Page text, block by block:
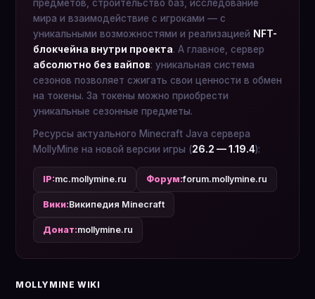
предметов, строительство баз, исследование
мира и взаимодействие с игроками — с
уникальными возможностями и реализацией NFT-
блокчейна внутри проекта. А главное, сервер
абсолютно без вайпов: уникальная система
сезонов позволяет сжигать свои ценности в обмен
на токены. За токены можно приобрести
уникальные сезонные предметы.
Ресурсы актуального Minecraft Java сервера
MollyMine на новой версии игры (26.2 — 1.19.4):
IP:mc.mollymine.ru Форум:forum.mollymine.ru
Вики:Википедия Minecraft
Донат:mollymine.ru
MOLLYMINE WIKI